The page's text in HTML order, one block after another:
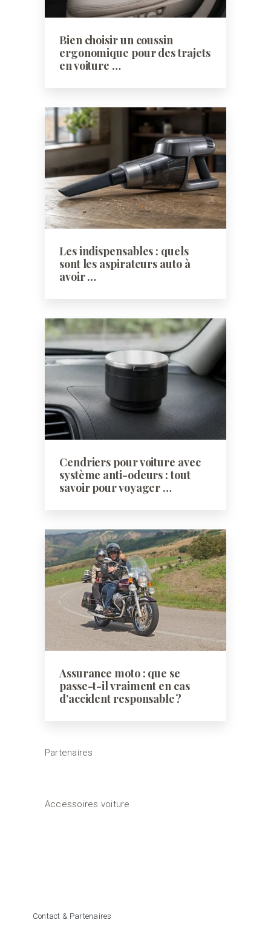
Bien choisir un coussin
ergonomique pour des trajets
en voiture …
Les indispensables : quels
sont les aspirateurs auto à
avoir …
Cendriers pour voiture avec
système anti-odeurs : tout
savoir pour voyager …
Assurance moto : que se
passe-t-il vraiment en cas
d’accident responsable ?
Partenaires
Accessoires voiture
Contact & Partenaires